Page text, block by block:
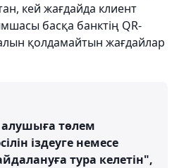
кей жағдайда клиент
басқа банктің QR-
қолдамайтын жағдайлар
төлем
іздеуге немесе
тура келетін",